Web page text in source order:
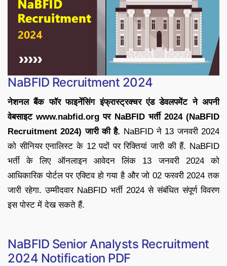
NaBFID Recruitment 2024
नेशनल बैंक फॉर फाइनेंसिंग इंफ्रास्ट्रक्चर एंड डेवलपमेंट ने अपनी
वेबसाइट www.nabfid.org पर NaBFID भर्ती 2024 (NaBFID
Recruitment 2024) जारी की है. NaBFID ने 13 जनवरी 2024
को सीनियर एनालिस्ट के 12 पदों पर रिक्तियां जारी की हैं. NaBFID
भर्ती के लिए ऑनलाइन आवेदन लिंक 13 जनवरी 2024 को
आधिकारिक पोर्टल पर एक्टिव हो गया है और जो 02 फरवरी 2024 तक
जारी रहेगा. उम्मीदवार NaBFID भर्ती 2024 से संबंधित संपूर्ण विवरण
इस पोस्ट में देख सकते हैं.
NaBFID Senior Analysts Recruitment
2024 Notification PDF